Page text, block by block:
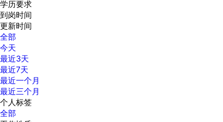
学历要求
到岗时间
更新时间
全部
今天
最近3天
最近7天
最近一个月
最近三个月
个人标签
全部